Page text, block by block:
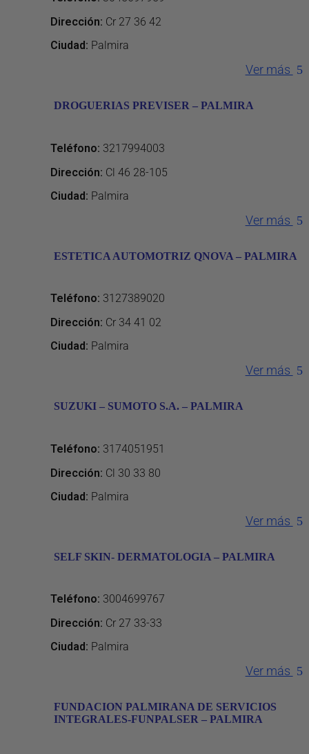
Dirección: Cr 27 36 42
Ciudad: Palmira
Ver más
DROGUERIAS PREVISER – PALMIRA
Teléfono: 3217994003
Dirección: Cl 46 28-105
Ciudad: Palmira
Ver más
ESTETICA AUTOMOTRIZ QNOVA – PALMIRA
Teléfono: 3127389020
Dirección: Cr 34 41 02
Ciudad: Palmira
Ver más
SUZUKI – SUMOTO S.A. – PALMIRA
Teléfono: 3174051951
Dirección: Cl 30 33 80
Ciudad: Palmira
Ver más
SELF SKIN- DERMATOLOGIA – PALMIRA
Teléfono: 3004699767
Dirección: Cr 27 33-33
Ciudad: Palmira
Ver más
FUNDACION PALMIRANA DE SERVICIOS
INTEGRALES-FUNPALSER – PALMIRA